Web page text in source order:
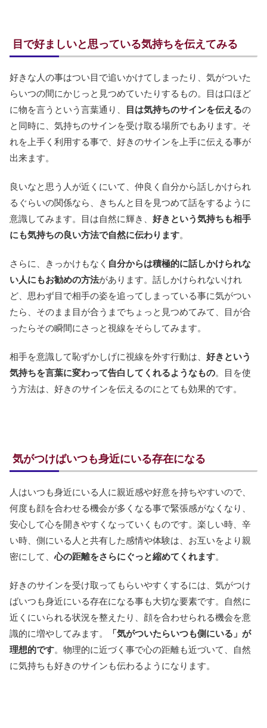
目で好ましいと思っている気持ちを伝えてみる
好きな人の事はつい目で追いかけてしまったり、気がついた
らいつの間にかじっと見つめていたりするもの。目は口ほど
に物を言うという言葉通り、
目は気持ちのサインを伝えるの
と同時に、気持ちのサインを受け取る場所でもあります。そ
れを上手く利用する事で、好きのサインを上手に伝える事が
出来ます。
良いなと思う人が近くにいて、仲良く自分から話しかけられ
るぐらいの関係なら、きちんと目を見つめて話をするように
意識してみます。目は自然に輝き、 好きという気持ちも相手
にも気持ちの良い方法で自然に伝わります。
さらに、きっかけもなく 自分からは積極的に話しかけられな
い人にもお勧めの方法があります。話しかけられないけれ
ど、思わず目で相手の姿を追ってしまっている事に気がつい
たら、そのまま目が合うまでちょっと見つめてみて、目が合
ったらその瞬間にさっと視線をそらしてみます。
相手を意識して恥ずかしげに視線を外す行動は、 好きという
気持ちを言葉に変わって告白してくれるようなもの。目を使
う方法は、好きのサインを伝えるのにとても効果的です。
気がつけばいつも身近にいる存在になる
人はいつも身近にいる人に親近感や好意を持ちやすいので、
何度も顔を合わせる機会が多くなる事で緊張感がなくなり、
安心して心を開きやすくなっていくものです。楽しい時、辛
い時、側にいる人と共有した感情や体験は、お互いをより親
密にして、心の距離をさらにぐっと縮めてくれます。
好きのサインを受け取ってもらいやすくするには、気がつけ
ばいつも身近にいる存在になる事も大切な要素です。自然に
近くにいられる状況を整えたり、顔を合わせられる機会を意
識的に増やしてみます。
「気がついたらいつも側にいる」が
理想的です。物理的に近づく事で心の距離も近づいて、自然
に気持ちも好きのサインも伝わるようになります。